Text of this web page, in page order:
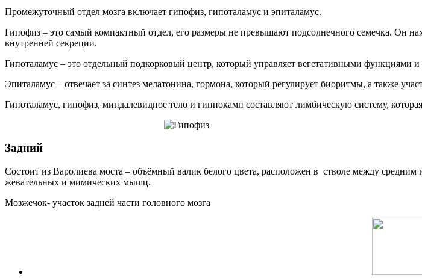
Промежуточный отдел мозга включает гипофиз, гипоталамус и эпиталамус.
Гипофиз – это самый компактный отдел, его размеры не превышают подсолнечного семечка. Он
внутренней секреции.
Гипоталамус – это отдельный подкорковый центр, который управляет вегетативными функциями и
Эпиталамус – отвечает за синтез мелатонина, гормона, который регулирует биоритмы, а также
Гипоталамус, гипофиз, миндалевидное тело и гиппокамп составляют лимбическую систему,
Задний
Состоит из Варолиева моста – объёмный валик белого цвета, расположен в стволе между
жевательных и мимических мышц.
Мозжечок- участок задней части головного мозга